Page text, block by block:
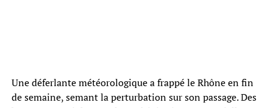
Une déferlante météorologique a frappé le Rhône en fin
de semaine, semant la perturbation sur son passage. Des